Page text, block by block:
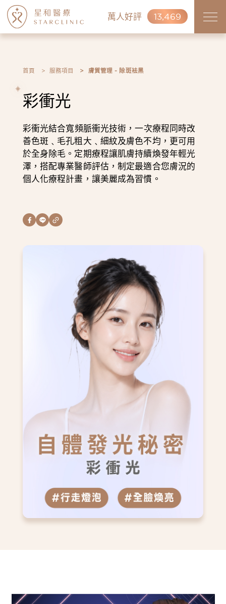
萬人好評 13,469
首頁 服務項目 膚質管理 - 除斑袪黑
彩衝光
彩衝光結合寬頻脈衝光技術，一次療程同時改
善色斑﹑毛孔粗大﹑細紋及膚色不均，更可用
於全身除毛。定期療程讓肌膚持續煥發年輕光
澤，搭配專業醫師評估，制定最適合您膚況的
個人化療程計畫，讓美麗成為習慣。